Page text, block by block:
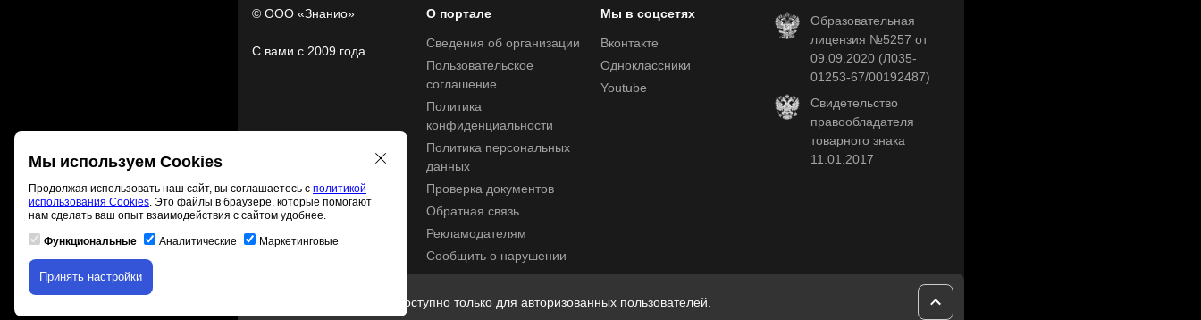
Скачивание материала доступно только для авторизованных пользователей.
© ООО «Знанио»
С вами с 2009 года.
О портале
Сведения об организации
Пользовательское
соглашение
Политика
конфиденциальности
Политика персональных
данных
Проверка документов
Обратная связь
Рекламодателям
Сообщить о нарушении
Мы в соцсетях
Вконтакте
Одноклассники
Youtube
Образовательная
лицензия №5257 от
09.09.2020 (Л035-
01253-67/00192487)
Свидетельство
правообладателя
товарного знака
11.01.2017
Мы используем Cookies
Продолжая использовать наш сайт, вы соглашаетесь с политикой
использования Cookies. Это файлы в браузере, которые помогают
нам сделать ваш опыт взаимодействия с сайтом удобнее.
Функциональные Аналитические Маркетинговые
Принять настройки